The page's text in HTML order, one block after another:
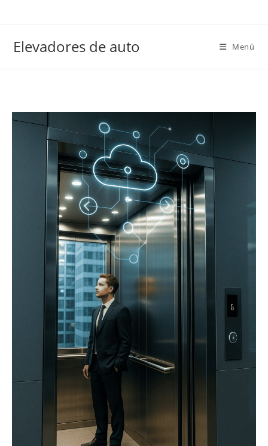
Elevadores de auto Menú